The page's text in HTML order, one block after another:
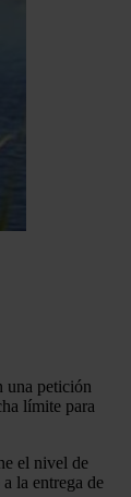
una petición
límite para
el nivel de
la entrega de